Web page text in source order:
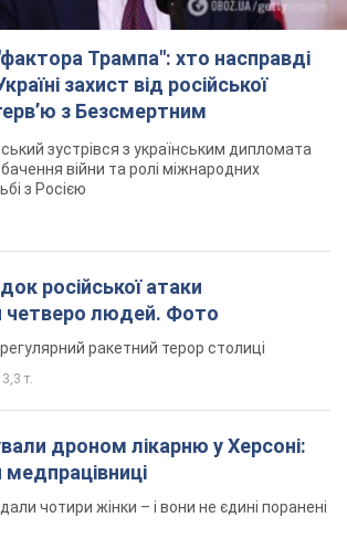
Трампа": хто насправді
захист від російської
з Безсмертним
зустрівся з українським дипломата
війни та ролі міжнародних
з Росією
російської атаки
четверо людей. Фото
ракетний терор столиці
т.
дроном лікарню у Херсоні:
чотири жінки – і вони не єдині поранені